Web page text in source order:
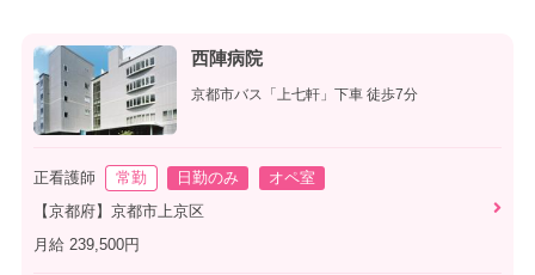
西陣病院
京都市バス「上七軒」下車 徒歩7分
正看護師 常勤 日勤のみ
オペ室
【京都府】京都市上京区
月給 239,500円